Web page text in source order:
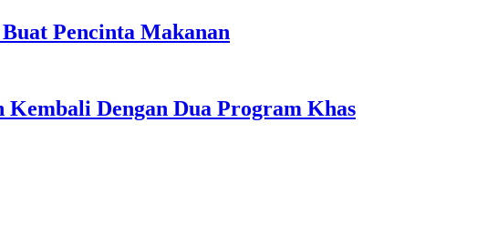
Pencinta Makanan
Dengan Dua Program Khas